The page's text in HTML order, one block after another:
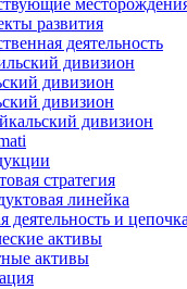
развития
деятельность
дивизион
дивизион
дивизион
дивизион
стратегия
линейка
деятельность и
активы
активы